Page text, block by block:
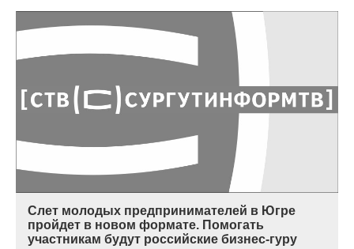
Слет молодых предпринимателей в Югре
пройдет в новом формате. Помогать
участникам будут российские бизнес-гуру